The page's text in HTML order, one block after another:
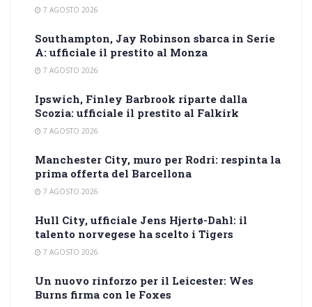
7 AGOSTO 2026
Southampton, Jay Robinson sbarca in Serie
A: ufficiale il prestito al Monza
7 AGOSTO 2026
Ipswich, Finley Barbrook riparte dalla
Scozia: ufficiale il prestito al Falkirk
7 AGOSTO 2026
Manchester City, muro per Rodri: respinta la
prima offerta del Barcellona
7 AGOSTO 2026
Hull City, ufficiale Jens Hjertø-Dahl: il
talento norvegese ha scelto i Tigers
7 AGOSTO 2026
Un nuovo rinforzo per il Leicester: Wes
Burns firma con le Foxes